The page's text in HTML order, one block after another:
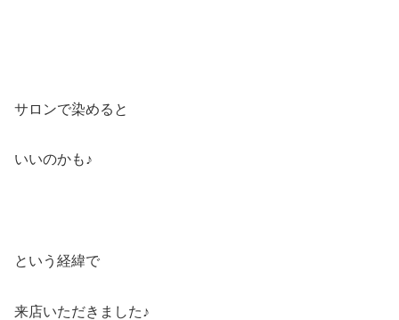
サロンで染めると
いいのかも♪
という経緯で
来店いただきました♪